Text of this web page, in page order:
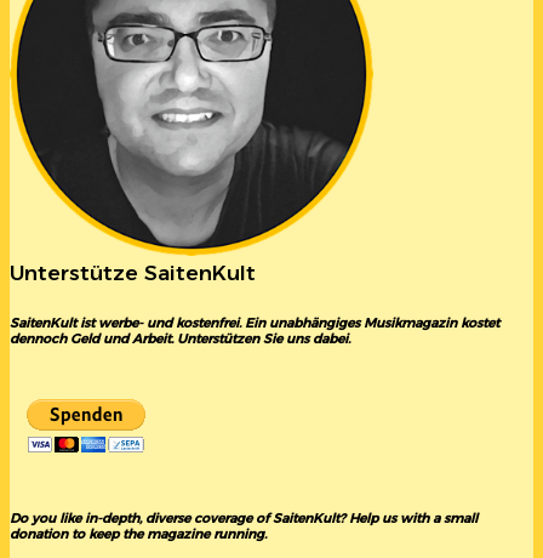
Unterstütze SaitenKult
SaitenKult ist werbe- und kostenfrei. Ein unabhängiges Musikmagazin kostet
dennoch Geld und Arbeit. Unterstützen Sie uns dabei.
Do you like in-depth, diverse coverage of SaitenKult? Help us with a small
donation to keep the magazine running.